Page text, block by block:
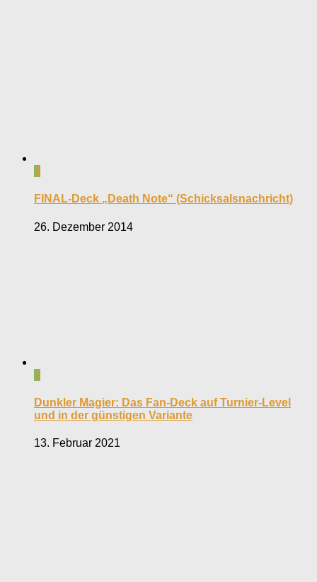
4
FINAL-Deck „Death Note“ (Schicksalsnachricht)
26. Dezember 2014
3
Dunkler Magier: Das Fan-Deck auf Turnier-Level
und in der günstigen Variante
13. Februar 2021